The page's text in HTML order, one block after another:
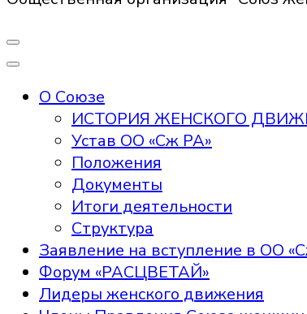
О Союзе
ИСТОРИЯ ЖЕНСКОГО
Устав ОО «Сж РА»
Положения
Документы
Итоги деятельности
Структура
Заявление на вступление в ОО
Форум «РАСЦВЕТАЙ»
Лидеры женского движения